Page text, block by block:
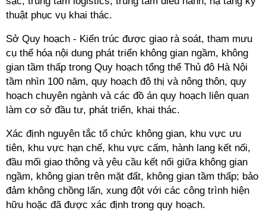
thuật phục vụ khai thác.
Sở Quy hoạch - Kiến trúc được giao rà soát, tham mưu
cụ thể hóa nội dung phát triển không gian ngầm, không
gian tầm thấp trong Quy hoạch tổng thể Thủ đô Hà Nội
tầm nhìn 100 năm, quy hoạch đô thị và nông thôn, quy
hoạch chuyên ngành và các đồ án quy hoạch liên quan
làm cơ sở đầu tư, phát triển, khai thác.
Xác định nguyên tắc tổ chức không gian, khu vực ưu
tiên, khu vực hạn chế, khu vực cấm, hành lang kết nối,
đầu mối giao thông và yêu cầu kết nối giữa không gian
ngầm, không gian trên mặt đất, không gian tầm thấp; bảo
đảm không chồng lấn, xung đột với các công trình hiện
hữu hoặc đã được xác định trong quy hoạch.